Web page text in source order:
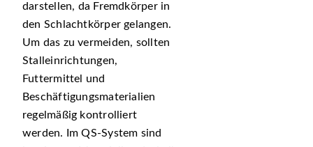
darstellen, da Fremdkörper in
den Schlachtkörper gelangen.
Um das zu vermeiden, sollten
Stalleinrichtungen,
Futtermittel und
Beschäftigungsmaterialien
regelmäßig kontrolliert
werden. Im QS-System sind